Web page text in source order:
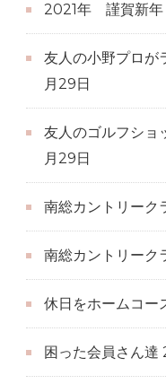
2021年 謹賀新年
友人の小野プロが
月29日
友人のゴルフシ
月29日
南総カントリーク
南総カントリー
休日をホームコー
困った会員さん達